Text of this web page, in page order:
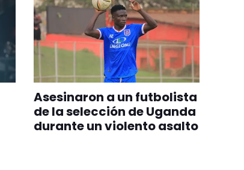
Asesinaron a un futbolista
de la selección de Uganda
durante un violento asalto